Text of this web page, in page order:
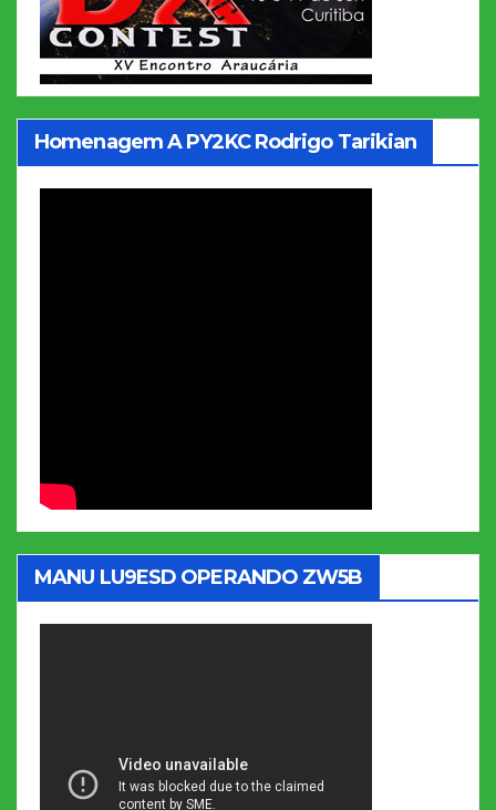
Homenagem A PY2KC Rodrigo Tarikian
MANU LU9ESD OPERANDO ZW5B